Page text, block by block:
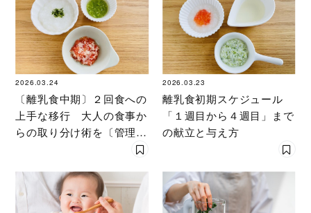
2026.03.24
〔離乳食中期〕２回食への
上手な移行 大人の食事か
らの取り分け術を〔管理栄
2026.03.23
離乳食初期スケジュール
「１週目から４週目」まで
の献立と与え方